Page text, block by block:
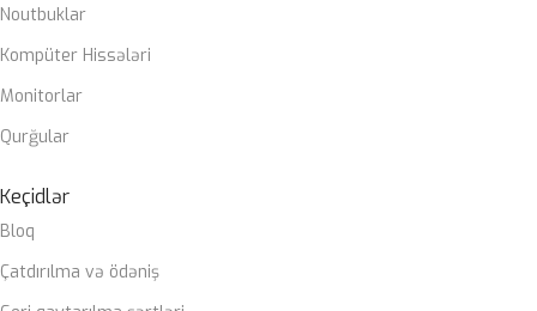
Noutbuklar
Kompüter Hissələri
Monitorlar
Qurğular
Keçidlər
Bloq
Çatdırılma və ödəniş